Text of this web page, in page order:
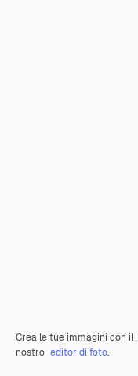
Crea le tue immagini con il
nostro editor di foto.